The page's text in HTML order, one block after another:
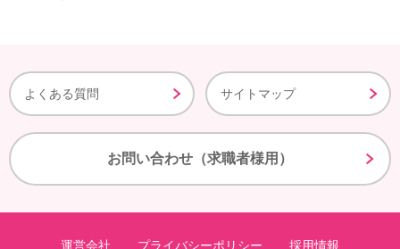
よくある質問 サイトマップ
お問い合わせ（求職者様用）
運営会社 プライバシーポリシー 採用情報